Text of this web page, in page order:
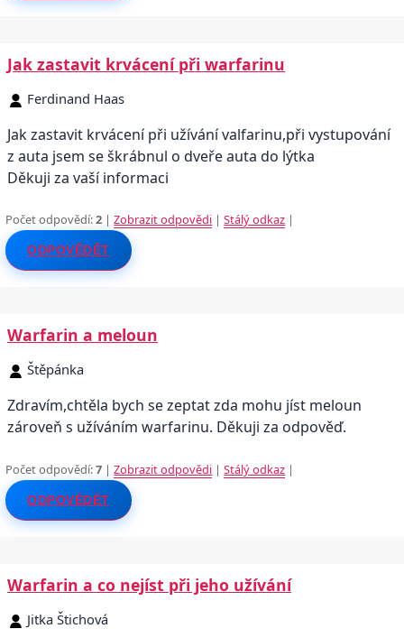
Jak zastavit krvácení při warfarinu
Ferdinand Haas
Jak zastavit krvácení při užívání valfarinu,při vystupování
z auta jsem se škrábnul o dveře auta do lýtka
Děkuji za vaší informaci
Počet odpovědí:2 |Zobrazit odpovědi |Stálý odkaz |
ODPOVĚDĚT
Warfarin a meloun
Štěpánka
Zdravím,chtěla bych se zeptat zda mohu jíst meloun
zároveň s užíváním warfarinu. Děkuji za odpověď.
Počet odpovědí:7 |Zobrazit odpovědi |Stálý odkaz |
ODPOVĚDĚT
Warfarin a co nejíst při jeho užívání
Jitka Štichová